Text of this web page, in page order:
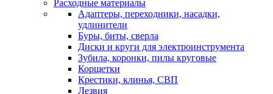
Расходные материалы
Адаптеры, переходники, насадки,
удлинители
Буры, биты, сверла
Диски и круги для электроинструмента
Зубила, коронки, пилы круговые
Корщетки
Крестики, клинья, СВП
Лезвия